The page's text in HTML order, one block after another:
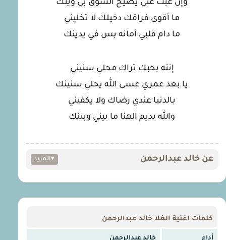
وإن غبت عني يصيح الشوق بي وينك
ما أقوى فراقك دخيلك لا تخليني
ما دام قلبي أمانه بس في يدينك
إنته بحبك تراك محلي سنيني
يا بعد عمري عسى الله يحلي سنينك
بالدنيا عندي رضاك ولا يكفيني
والله يديم الهنا ما بيني وبينك
عن خالد عبدالرحمن ▾المزيد
كلمات اغنية الغلا خالد عبدالرحمن
أداء خالد عبدالرحمن